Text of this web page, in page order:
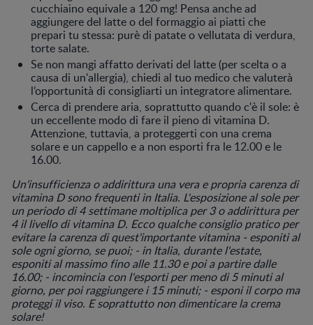
cucchiaino equivale a 120 mg! Pensa anche ad
aggiungere del latte o del formaggio ai piatti che
prepari tu stessa: purè di patate o vellutata di verdura,
torte salate.
Se non mangi affatto derivati del latte (per scelta o a
causa di un'allergia), chiedi al tuo medico che valuterà
l’opportunità di consigliarti un integratore alimentare.
Cerca di prendere aria, soprattutto quando c'è il sole: è
un eccellente modo di fare il pieno di vitamina D.
Attenzione, tuttavia, a proteggerti con una crema
solare e un cappello e a non esporti fra le 12.00 e le
16.00.
Un'insufficienza o addirittura una vera e propria carenza di
vitamina D sono frequenti in Italia. L'esposizione al sole per
un periodo di 4 settimane moltiplica per 3 o addirittura per
4 il livello di vitamina D. Ecco qualche consiglio pratico per
evitare la carenza di quest'importante vitamina - esponiti al
sole ogni giorno, se puoi; - in Italia, durante l'estate,
esponiti al massimo fino alle 11.30 e poi a partire dalle
16.00; - incomincia con l'esporti per meno di 5 minuti al
giorno, per poi raggiungere i 15 minuti; - esponi il corpo ma
proteggi il viso. E soprattutto non dimenticare la crema
solare!